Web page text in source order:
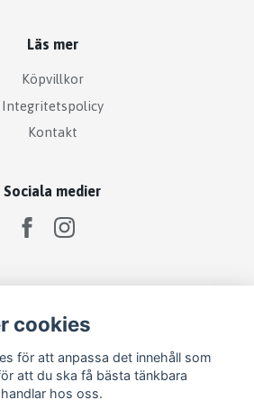
Läs mer
Köpvillkor
Integritetspolicy
Kontakt
Sociala medier
cookies
för att anpassa det innehåll som
att du ska få bästa tänkbara
hos oss.